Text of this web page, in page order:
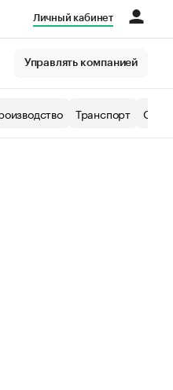
Личный кабинет
Управлять компанией
Транспорт